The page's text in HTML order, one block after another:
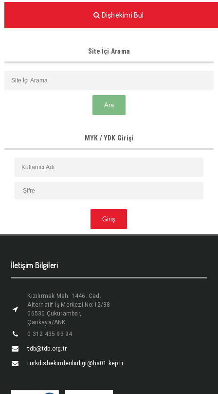
Dişhekimi Bul
Site İçi Arama
MYK / YDK Girişi
İletişim Bilgileri
Kızılırmak Mah. 1446. Cad.
Alternatif İş Merkezi No:12/38
06530 Çukurambar,
Çankaya/ANK.
0 312 435 93 94
tdb@tdb.org.tr
turkdishekimleribirligi@hs01.kep.tr